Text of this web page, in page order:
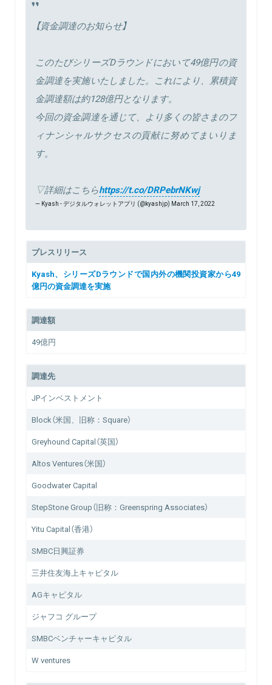
【資金調達のお知らせ】
このたびシリーズDラウンドにおいて49億円の資
金調達を実施いたしました。これにより、累積資
金調達額は約128億円となります。
今回の資金調達を通じて、より多くの皆さまのフ
ィナンシャルサクセスの貢献に努めてまいりま
す。
▽詳細はこちらhttps://t.co/DRPebrNKwj
— Kyash - デジタルウォレットアプリ (@kyashjp) March 17, 2022
プレスリリース
Kyash、シリーズDラウンドで国内外の機関投資家から49
億円の資金調達を実施
調達額
49億円
調達先
JPインベストメント
Block（米国、旧称：Square）
Greyhound Capital（英国）
Altos Ventures（米国）
Goodwater Capital
StepStone Group（旧称：Greenspring Associates）
Yitu Capital（香港）
SMBC日興証券
三井住友海上キャピタル
AGキャピタル
ジャフコ グループ
SMBCベンチャーキャピタル
W ventures